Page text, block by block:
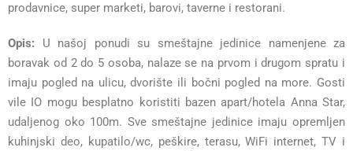
prodavnice, super marketi, barovi, taverne i restorani.
Opis: U našoj ponudi su smeštajne jedinice namenjene za
boravak od 2 do 5 osoba, nalaze se na prvom i drugom spratu i
imaju pogled na ulicu, dvorište ili bočni pogled na more. Gosti
vile IO mogu besplatno koristiti bazen apart/hotela Anna Star,
udaljenog oko 100m. Sve smeštajne jedinice imaju opremljen
kuhinjski deo, kupatilo/wc, peškire, terasu, WiFi internet, TV i